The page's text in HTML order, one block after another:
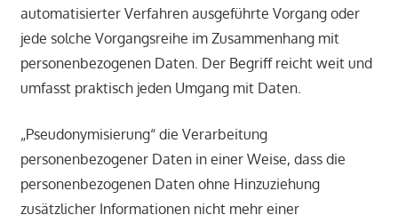
automatisierter Verfahren ausgeführte Vorgang oder
jede solche Vorgangsreihe im Zusammenhang mit
personenbezogenen Daten. Der Begriff reicht weit und
umfasst praktisch jeden Umgang mit Daten.
„Pseudonymisierung“ die Verarbeitung
personenbezogener Daten in einer Weise, dass die
personenbezogenen Daten ohne Hinzuziehung
zusätzlicher Informationen nicht mehr einer